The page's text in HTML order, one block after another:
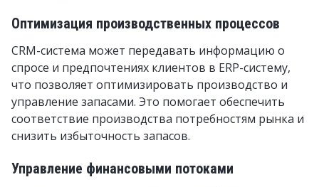
Оптимизация производственных процессов
CRM-система может передавать информацию о
спросе и предпочтениях клиентов в ERP-систему,
что позволяет оптимизировать производство и
управление запасами. Это помогает обеспечить
соответствие производства потребностям рынка и
снизить избыточность запасов.
Управление финансовыми потоками